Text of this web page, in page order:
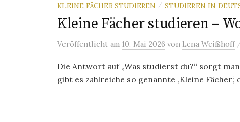
KLEINE FÄCHER STUDIEREN / STUDIEREN IN
Kleine Fächer studieren –
Veröffentlicht am 10. Mai 2026 von Lena Weißhoff
Die Antwort auf „Was studierst du?“ sorgt
gibt es zahlreiche so genannte ‚Kleine